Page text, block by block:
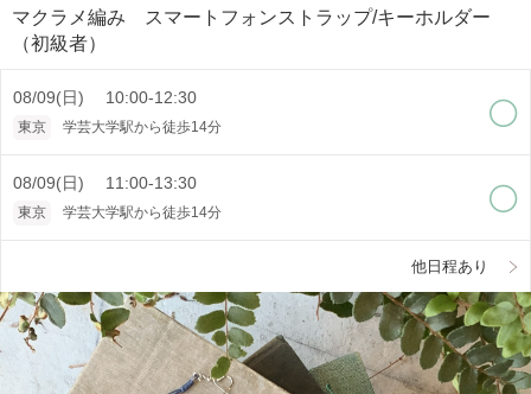
マクラメ編み スマートフォンストラップ/キーホルダー
（初級者）
08/09(日) 10:00-12:30
東京 学芸大学駅から徒歩14分
08/09(日) 11:00-13:30
東京 学芸大学駅から徒歩14分
他日程あり